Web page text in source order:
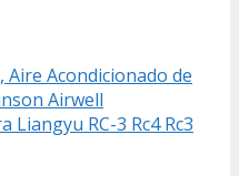
Acondicionado de
Airwell
RC-3 Rc4 Rc3